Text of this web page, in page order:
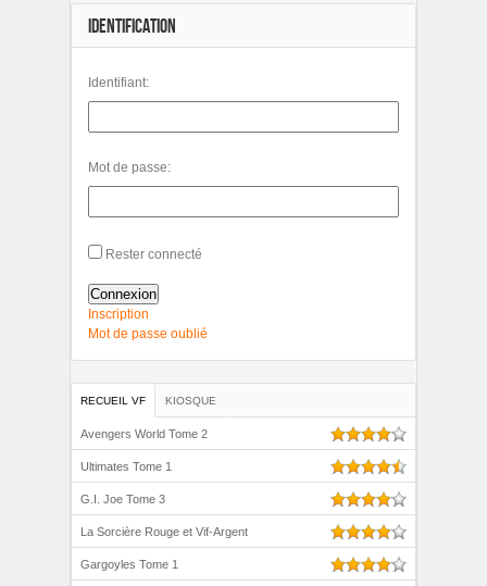
IDENTIFICATION
Identifiant:
Mot de passe:
Rester connecté
Connexion
Inscription
Mot de passe oublié
RECUEIL VF KIOSQUE
Avengers World Tome 2
Ultimates Tome 1
G.I. Joe Tome 3
La Sorcière Rouge et Vif-Argent
Gargoyles Tome 1